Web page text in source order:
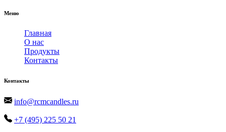
Меню
Главная
О нас
Продукты
Контакты
Контакты
info@rcmcandles.ru
+7 (495) 225 50 21